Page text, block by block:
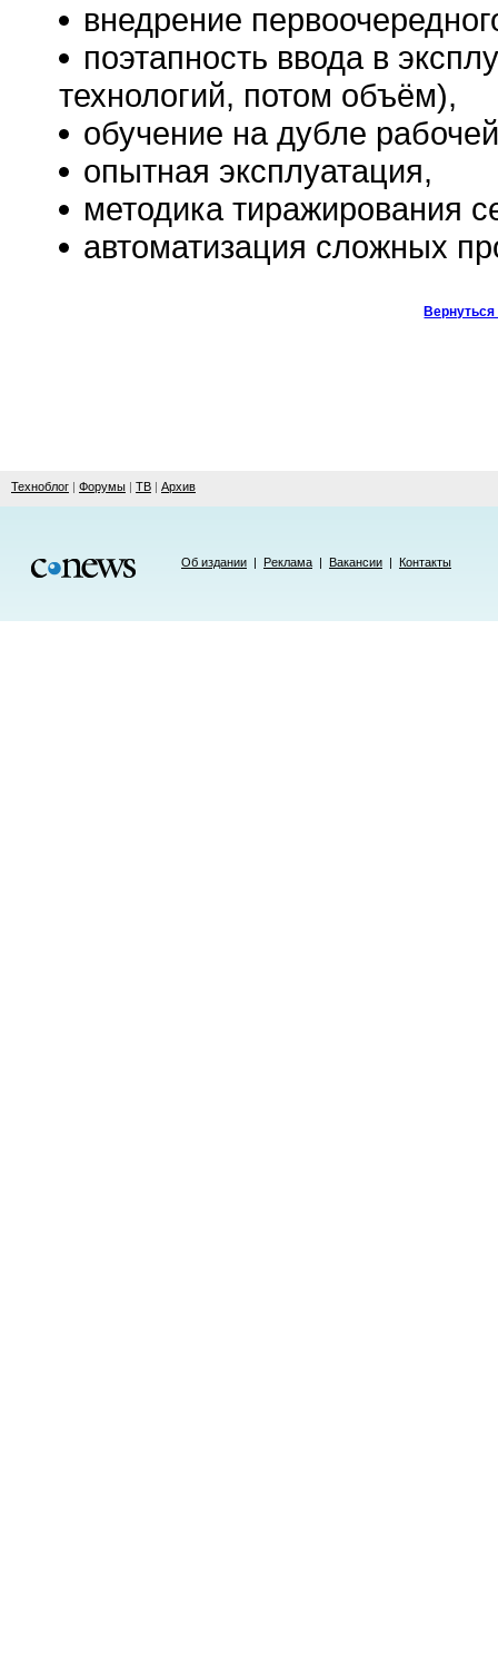
внедрение
поэтапность ввода в
технологий, потом объём),
обучение на дубле
опытная эксплуатация,
методика тиражирования
автоматизация сложных
Техноблог | Форумы | ТВ | Архив
Об издании | Реклама | Вакансии | Контакты